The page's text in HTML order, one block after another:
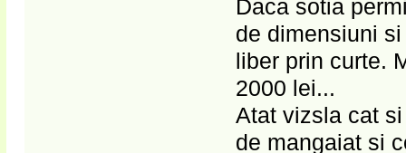
Daca sotia
de dimensiuni
liber prin curte.
2000 lei...
Atat vizsla cat
de mangaiat si